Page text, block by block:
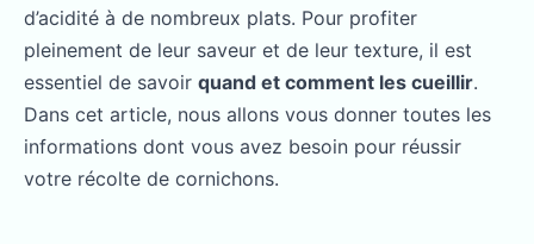
d’acidité à de nombreux plats. Pour profiter
pleinement de leur saveur et de leur texture, il est
essentiel de savoir quand et comment les cueillir.
Dans cet article, nous allons vous donner toutes les
informations dont vous avez besoin pour réussir
votre récolte de cornichons.